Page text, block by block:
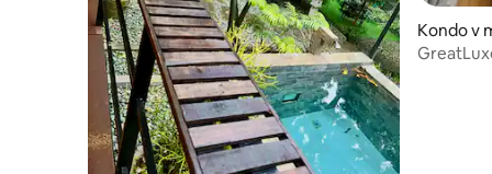
Kondo v